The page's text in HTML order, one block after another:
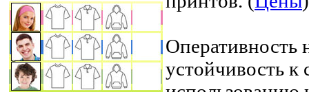
Оперативность
устойчивость к